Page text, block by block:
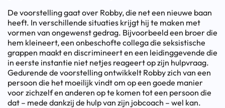
De voorstelling gaat over Robby, die net een nieuwe baan
heeft. In verschillende situaties krijgt hij te maken met
vormen van ongewenst gedrag. Bijvoorbeeld een broer die
hem kleineert, een onbeschofte collega die seksistische
grappen maakt en discrimineert en een leidinggevende die
in eerste instantie niet netjes reageert op zijn hulpvraag.
Gedurende de voorstelling ontwikkelt Robby zich van een
persoon die het moeilijk vindt om op een goede manier
voor zichzelf en anderen op te komen tot een persoon die
dat – mede dankzij de hulp van zijn jobcoach – wel kan.